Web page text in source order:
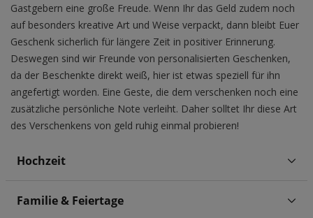
Gastgebern eine große Freude. Wenn Ihr das Geld zudem noch
auf besonders kreative Art und Weise verpackt, dann bleibt Euer
Geschenk sicherlich für längere Zeit in positiver Erinnerung.
Deswegen sind wir Freunde von personalisierten Geschenken,
da der Beschenkte direkt weiß, hier ist etwas speziell für ihn
angefertigt worden. Eine Geste, die dem verschenken noch eine
zusätzliche persönliche Note verleiht. Daher solltet Ihr diese Art
des Verschenkens von geld ruhig einmal probieren!
Hochzeit
Familie & Feiertage